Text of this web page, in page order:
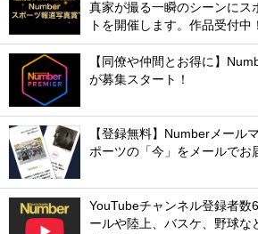
真家が撮る一瞬のシーンにス
トを開催します。作品受付中！
【同僚や仲間とお得に】
が募集スタート！
【登録無料】Numberメール
ポーツの「今」をメールでお
YouTubeチャンネル登録者数
ールや陸上、バスケ、野球な